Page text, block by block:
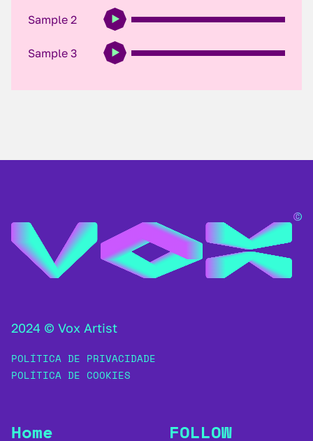
Sample 2
Sample 3
2024 © Vox Artist
POLÍTICA DE PRIVACIDADE
POLÍTICA DE COOKIES
Home FOLLOW